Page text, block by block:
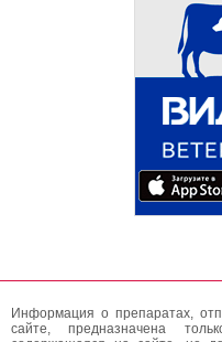
Информация о препаратах,
сайте, предназначена